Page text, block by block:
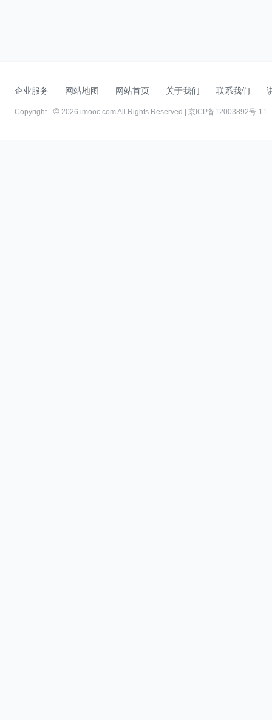
企业服务 网站地图 网站首页 关于我们 联系我们
Copyright 2026 imooc.com All Rights Reserved | 京ICP备12003892号-11